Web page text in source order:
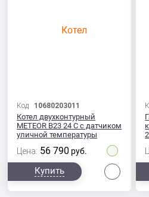
Код: 10680203011
Котел двухконтурный
METEOR B23 24 C с датчиком
уличной температуры
Цена: 56 790 руб.
Купить